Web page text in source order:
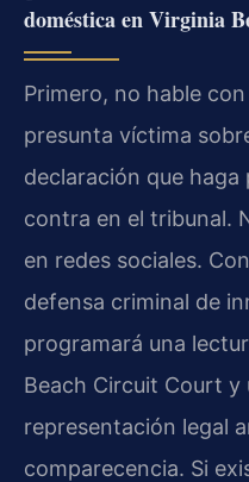
doméstica en Virginia
Primero, no hable
presunta víctima
declaración que haga
contra en el tribunal.
en redes sociales.
defensa criminal de
programará una
Beach Circuit Court y
representación legal
comparecencia. Si